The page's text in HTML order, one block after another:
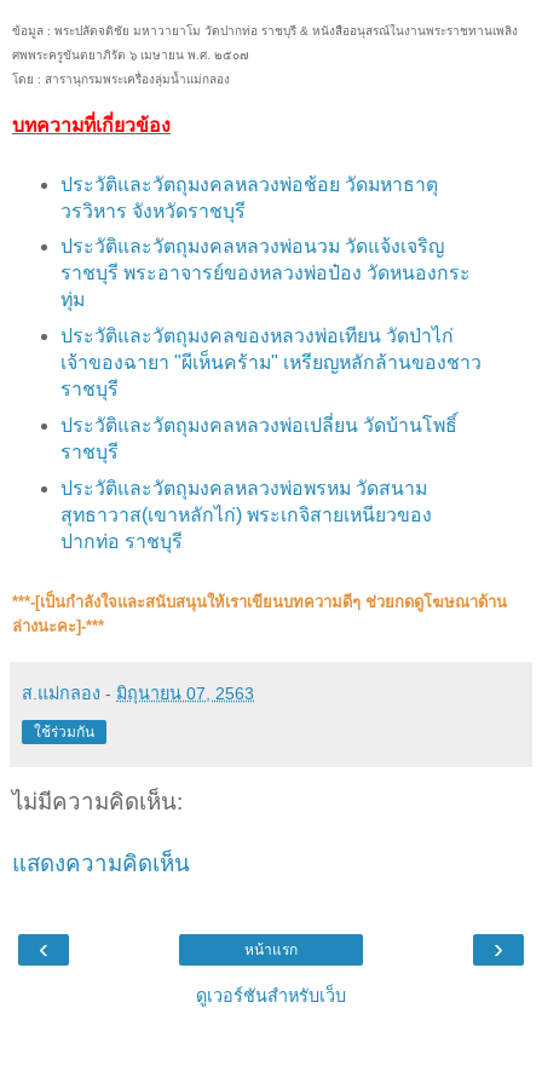
ข้อมูล : พระปลัดจติชัย มหาวายาโม วัดปากท่อ ราชบุรี & หนังสืออนุสรณ์ในงานพระราชทานเพลิง
ศพพระครูขันตยาภิรัต ๖ เมษายน พ.ศ. ๒๕๐๗
โดย : สารานุกรมพระเครื่องลุ่มน้ำแม่กลอง
บทความที่เกี่ยวข้อง
ประวัติและวัตถุมงคลหลวงพ่อช้อย วัดมหาธาตุ
วรวิหาร จังหวัดราชบุรี
ประวัติและวัตถุมงคลหลวงพ่อนวม วัดแจ้งเจริญ
ราชบุรี พระอาจารย์ของหลวงพ่อป๋อง วัดหนองกระ
ทุ่ม
ประวัติและวัตถุมงคลของหลวงพ่อเทียน วัดป่าไก่
เจ้าของฉายา "ผีเห็นคร้าม" เหรียญหลักล้านของชาว
ราชบุรี
ประวัติและวัตถุมงคลหลวงพ่อเปลี่ยน วัดบ้านโพธิ์
ราชบุรี
ประวัติและวัตถุมงคลหลวงพ่อพรหม วัดสนาม
สุทธาวาส(เขาหลักไก่) พระเกจิสายเหนียวของ
ปากท่อ ราชบุรี
***-[เป็นกำลังใจและสนับสนุน​ให้เราเขียนบทความดีๆ ช่วยกดดูโฆษณาด้าน
ล่างนะคะ]-***
ส.แม่กลอง - มิถุนายน 07, 2563
ใช้ร่วมกัน
ไม่มีความคิดเห็น:
แสดงความคิดเห็น
‹ ›
หน้าแรก
ดูเวอร์ชันสำหรับเว็บ